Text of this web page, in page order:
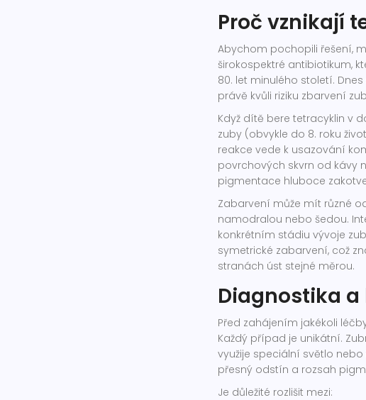
Proč vznikají
Abychom pochopili řešení,
širokospektré antibiotikum,
80. let minulého století.
právě kvůli riziku zbarvení
Když dítě bere tetracyklin v
zuby (obvykle do 8. roku
reakce vede k usazování
povrchových skvrn od kávy
pigmentace hluboce
Zabarvení může mít různé
namodralou nebo šedou.
konkrétním stádiu vývoje
symetrické zabarvení, což
stranách úst stejné měrou.
Diagnostika
Před zahájením jakékoli
Každý případ je unikátní.
využije speciální světlo
přesný odstín a rozsah
Je důležité rozlišit mezi: